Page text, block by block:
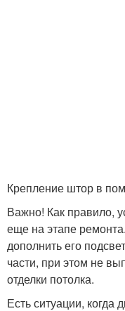
Крепление штор в
Важно! Как правило,
еще на этапе
дополнить его
части, при этом не
отделки потолка.
Есть ситуации,